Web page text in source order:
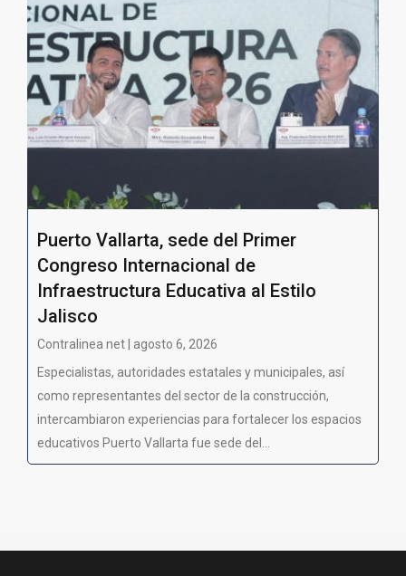
Puerto Vallarta, sede del Primer
Congreso Internacional de
Infraestructura Educativa al Estilo
Jalisco
Contralinea net | agosto 6, 2026
Especialistas, autoridades estatales y municipales, así
como representantes del sector de la construcción,
intercambiaron experiencias para fortalecer los espacios
educativos Puerto Vallarta fue sede del...